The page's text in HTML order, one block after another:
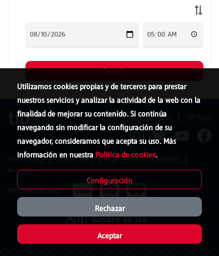
Utilizamos cookies propias y de terceros para prestar
nuestros servicios y analizar la actividad de la web con la
finalidad de mejorar su contenido. Si continúa
navegando sin modificar la configuración de su
navegador, consideramos que acepta su uso. Más
información en nuestra Política de cookies.
Configuración
Rechazar
Aceptar
TIB Menorca
Privacy policy Cookies policy
Legal Terms and Conditions
Web map
Métodos de pago: